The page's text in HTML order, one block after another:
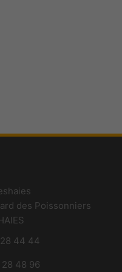
des Poissonniers
44 44
28 48 96